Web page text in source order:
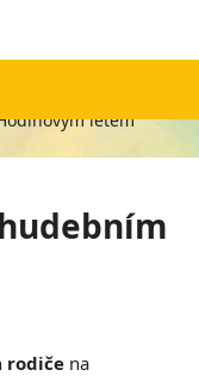
letem
rodiče na